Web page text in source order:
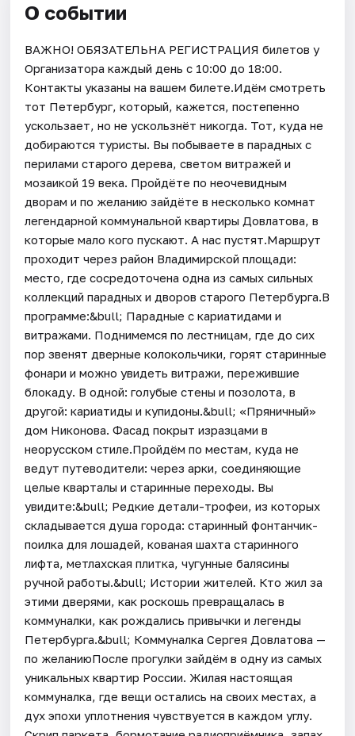
О событии
ВАЖНО! ОБЯЗАТЕЛЬНА РЕГИСТРАЦИЯ билетов у
Организатора каждый день c 10:00 до 18:00.
Контакты указаны на вашем билете.Идём смотреть
тот Петербург, который, кажется, постепенно
ускользает, но не ускользнёт никогда. Тот, куда не
добираются туристы. Вы побываете в парадных с
перилами старого дерева, светом витражей и
мозаикой 19 века. Пройдёте по неочевидным
дворам и по желанию зайдёте в несколько комнат
легендарной коммунальной квартиры Довлатова, в
которые мало кого пускают. А нас пустят.Маршрут
проходит через район Владимирской площади:
место, где сосредоточена одна из самых сильных
коллекций парадных и дворов старого Петербурга.В
программе:&bull; Парадные с кариатидами и
витражами. Поднимемся по лестницам, где до сих
пор звенят дверные колокольчики, горят старинные
фонари и можно увидеть витражи, пережившие
блокаду. В одной: голубые стены и позолота, в
другой: кариатиды и купидоны.&bull; «Пряничный»
дом Никонова. Фасад покрыт изразцами в
неорусском стиле.Пройдём по местам, куда не
ведут путеводители: через арки, соединяющие
целые кварталы и старинные переходы. Вы
увидите:&bull; Редкие детали-трофеи, из которых
складывается душа города: старинный фонтанчик-
поилка для лошадей, кованая шахта старинного
лифта, метлахская плитка, чугунные балясины
ручной работы.&bull; Истории жителей. Кто жил за
этими дверями, как роскошь превращалась в
коммуналки, как рождались привычки и легенды
Петербурга.&bull; Коммуналка Сергея Довлатова —
по желаниюПосле прогулки зайдём в одну из самых
уникальных квартир России. Жилая настоящая
коммуналка, где вещи остались на своих местах, а
дух эпохи уплотнения чувствуется в каждом углу.